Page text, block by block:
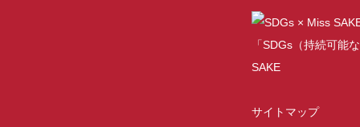
「SDGs（持続可能
SAKE
サイトマップ